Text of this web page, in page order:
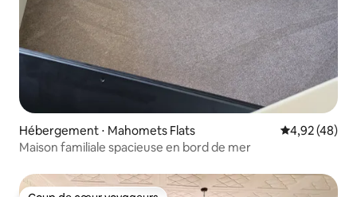
Hébergement ⋅ Mahomets Flats Évaluation
4,92 (48)
Maison familiale spacieuse en bord de mer